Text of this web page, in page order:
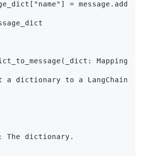
=
a dictionary to a LangChain
The dictionary.